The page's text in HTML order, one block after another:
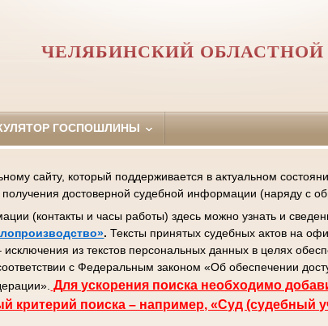
ЧЕЛЯБИНСКИЙ ОБЛАСТНОЙ
ГОСПОШЛИНЫ
сайту, который поддерживается в актуальном
получения достоверной судебной информации (наряду с
(контакты и часы работы) здесь можно узнать и
. Тексты принятых судебных актов на
из текстов персональных данных в целях
с Федеральным законом «Об обеспечении
Для ускорения поиска необходимо
критерий поиска – например, «Суд (судебный